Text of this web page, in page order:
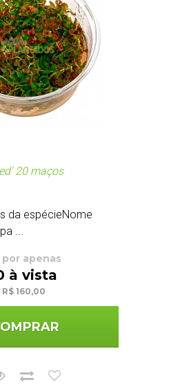
20 maços
da espécieNome
...
por apenas
à vista
160,00